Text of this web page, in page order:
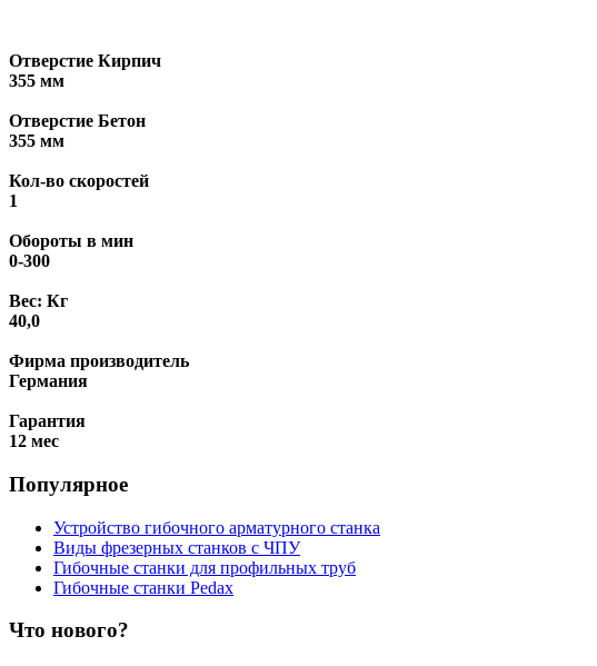
Отверстие Кирпич
355 мм
Отверстие Бетон
355 мм
Кол-во скоростей
1
Обороты в мин
0-300
Вес: Кг
40,0
Фирма производитель
Германия
Гарантия
12 мес
Популярное
Устройство гибочного арматурного станка
Виды фрезерных станков с ЧПУ
Гибочные станки для профильных труб
Гибочные станки Pedax
Что нового?